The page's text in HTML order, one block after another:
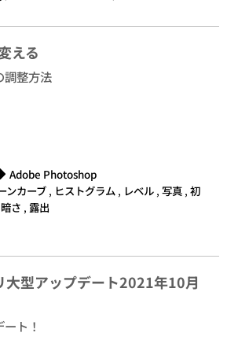
える
調整方法
Adobe Photoshop
ンカーブ , ヒストグラム , レベル , 写真 , 初
暗さ , 露出
大型アップデート2021年10月
ト！